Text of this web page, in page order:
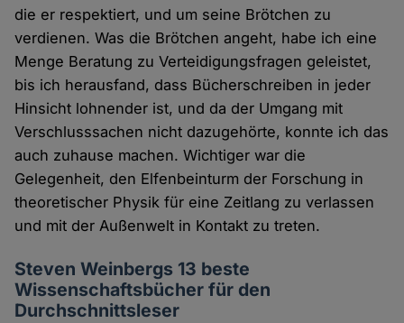
die er respektiert, und um seine Brötchen zu
verdienen. Was die Brötchen angeht, habe ich eine
Menge Beratung zu Verteidigungsfragen geleistet,
bis ich herausfand, dass Bücherschreiben in jeder
Hinsicht lohnender ist, und da der Umgang mit
Verschlusssachen nicht dazugehörte, konnte ich das
auch zuhause machen. Wichtiger war die
Gelegenheit, den Elfenbeinturm der Forschung in
theoretischer Physik für eine Zeitlang zu verlassen
und mit der Außenwelt in Kontakt zu treten.
Steven Weinbergs 13 beste
Wissenschaftsbücher für den
Durchschnittsleser